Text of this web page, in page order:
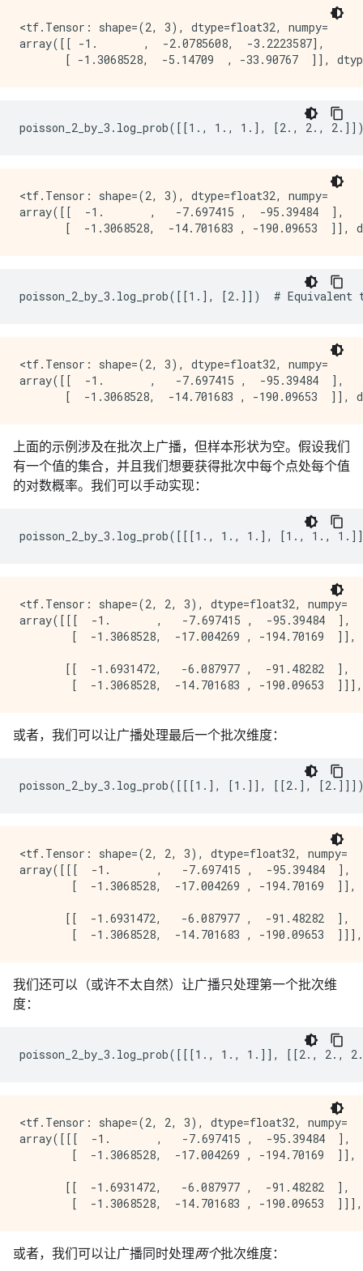
<tf.Tensor: shape=(2, 3), dtype=float32, numpy=
array([[ -1.       ,  -2.0785608,  -3.2223587],
<tf.Tensor: shape=(2, 3), dtype=float32, numpy=
array([[  -1.       ,   -7.697415 ,  -95.39484  ],
<tf.Tensor: shape=(2, 3), dtype=float32, numpy=
array([[  -1.       ,   -7.697415 ,  -95.39484  ],
上面的示例涉及在批次上广播，但样本形状为空。假设我们
有一个值的集合，并且我们想要获得批次中每个点处每个值
的对数概率。我们可以手动实现：
<tf.Tensor: shape=(2, 2, 3), dtype=float32, numpy=
array([[[  -1.       ,   -7.697415 ,  -95.39484  ],
        [  -1.3068528,  -17.004269 , -194.70169  ]],
       [[  -1.6931472,   -6.087977 ,  -91.48282  ],
或者，我们可以让广播处理最后一个批次维度：
<tf.Tensor: shape=(2, 2, 3), dtype=float32, numpy=
array([[[  -1.       ,   -7.697415 ,  -95.39484  ],
        [  -1.3068528,  -17.004269 , -194.70169  ]],
       [[  -1.6931472,   -6.087977 ,  -91.48282  ],
我们还可以（或许不太自然）让广播只处理第一个批次维
度：
<tf.Tensor: shape=(2, 2, 3), dtype=float32, numpy=
array([[[  -1.       ,   -7.697415 ,  -95.39484  ],
        [  -1.3068528,  -17.004269 , -194.70169  ]],
       [[  -1.6931472,   -6.087977 ,  -91.48282  ],
或者，我们可以让广播同时处理两个批次维度：